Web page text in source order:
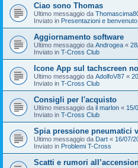
Ciao sono Thomas
Ultimo messaggio da
Inviato in Presentazioni e
Aggiornamento software
Ultimo messaggio da Androgea «
Inviato in T-Cross Club
Icone App sul tachscreen
Ultimo messaggio da AdolfoV87 «
Inviato in T-Cross Club
Consigli per l'acquisto
Ultimo messaggio da il marlon « 15/
Inviato in T-Cross Club
Spia pressione pneumatici
Ultimo messaggio da Dart « 16/07/
Inviato in Problemi T-Cross
Scatti e rumori